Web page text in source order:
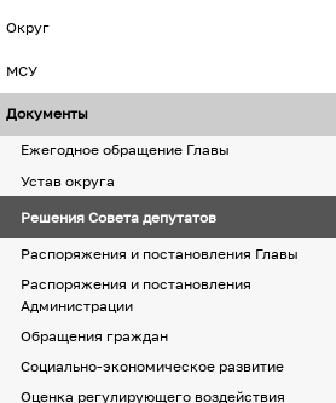
Округ
МСУ
Документы
Ежегодное обращение Главы
Устав округа
Решения Совета депутатов
Распоряжения и постановления Главы
Распоряжения и постановления
Администрации
Обращения граждан
Социально-экономическое развитие
Оценка регулирующего воздействия